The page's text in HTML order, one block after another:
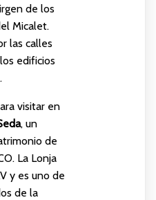
de los
Micalet.
las calles
edificios
visitar en
, un
de
La Lonja
y es uno de
de la